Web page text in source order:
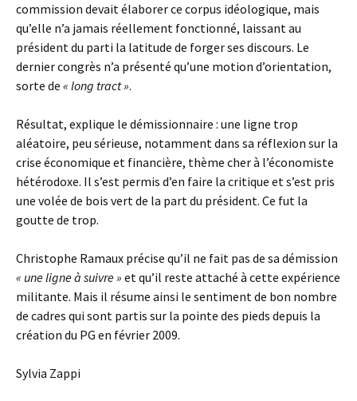
commission devait élaborer ce corpus idéologique, mais
qu’elle n’a jamais réellement fonctionné, laissant au
président du parti la latitude de forger ses discours. Le
dernier congrès n’a présenté qu’une motion d’orientation,
sorte de « long tract ».
Résultat, explique le démissionnaire : une ligne trop
aléatoire, peu sérieuse, notamment dans sa réflexion sur la
crise économique et financière, thème cher à l’économiste
hétérodoxe. Il s’est permis d’en faire la critique et s’est pris
une volée de bois vert de la part du président. Ce fut la
goutte de trop.
Christophe Ramaux précise qu’il ne fait pas de sa démission
« une ligne à suivre » et qu’il reste attaché à cette expérience
militante. Mais il résume ainsi le sentiment de bon nombre
de cadres qui sont partis sur la pointe des pieds depuis la
création du PG en février 2009.
Sylvia Zappi